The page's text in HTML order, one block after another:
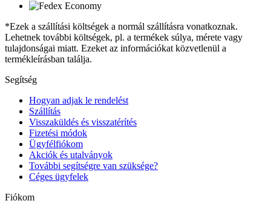
*Ezek a szállítási költségek a normál szállításra vonatkoznak.
Lehetnek további költségek, pl. a termékek súlya, mérete vagy
tulajdonságai miatt. Ezeket az információkat közvetlenül a
termékleírásban találja.
Segítség
Hogyan adjak le rendelést
Szállítás
Visszaküldés és visszatérítés
Fizetési módok
Ügyfélfiókom
Akciók és utalványok
További segítségre van szüksége?
Céges ügyfelek
Fiókom